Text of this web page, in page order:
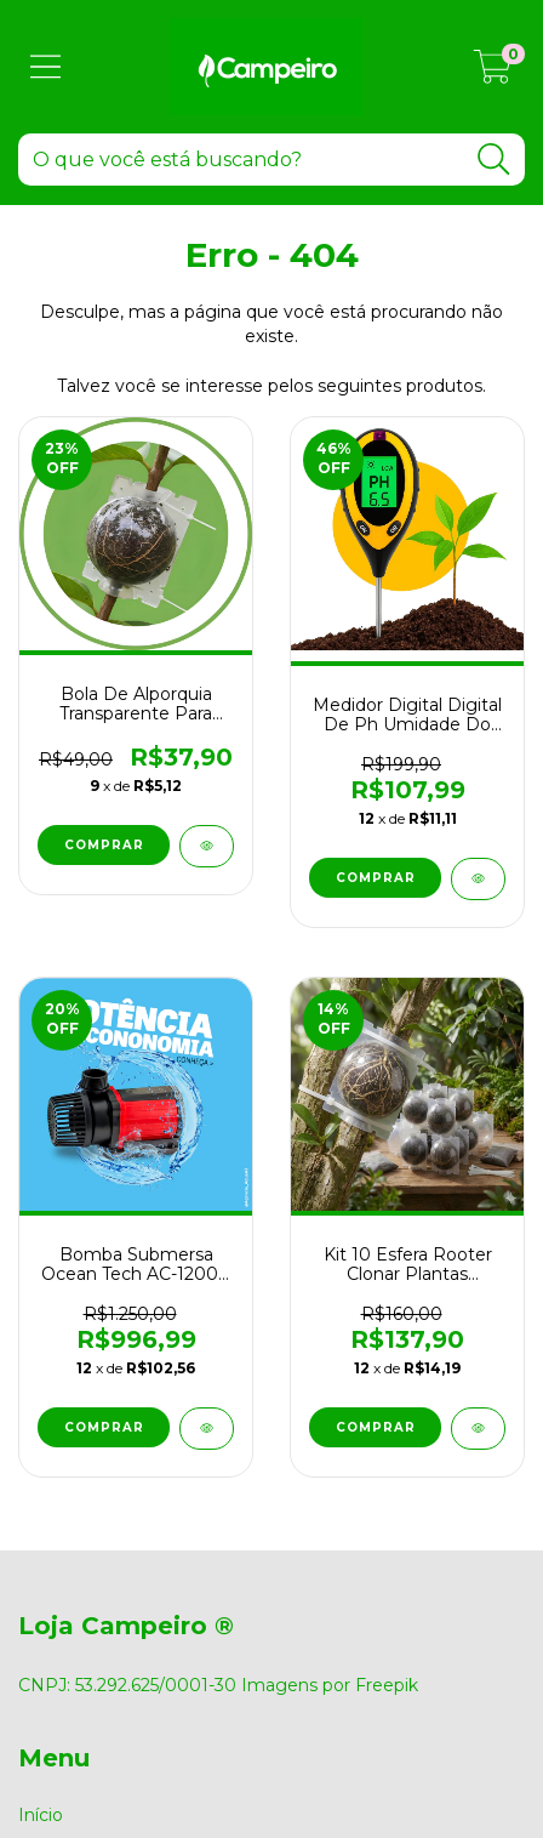
0
Erro - 404
Desculpe, mas a página que você está procurando não
existe.
Talvez você se interesse pelos seguintes produtos.
23%
OFF
Bola De Alporquia
Transparente Para
Rooter Esfera
Enraizamento Rápido
Jardim Viveiro Horta
R$49,00 R$37,90
9 x de R$5,12
46%
OFF
Medidor Digital Digital
De Ph Umidade Do
Luz Solar Plantas
Luminosidade Avalia
Acidez Alcalinidade
Jardineiro Agricultor
R$199,90
R$107,99
12 x de R$11,11
20%
OFF
Bomba Submersa
Ocean Tech AC-12000
Eletrônico Para
Aquário Lago Peixes
Água Doce e Salgada
85W
R$1.250,00
R$996,99
12 x de R$102,56
COMPRAR
14%
OFF
Kit 10 Esfera Rooter
Clonar Plantas
Para Mudas Com
Galhos Enraizamento
Rápido Jardinagem
Plantas
R$160,00
R$137,90
12 x de R$14,19
Loja Campeiro ®
CNPJ: 53.292.625/0001-30 Imagens por Freepik
Menu
Início